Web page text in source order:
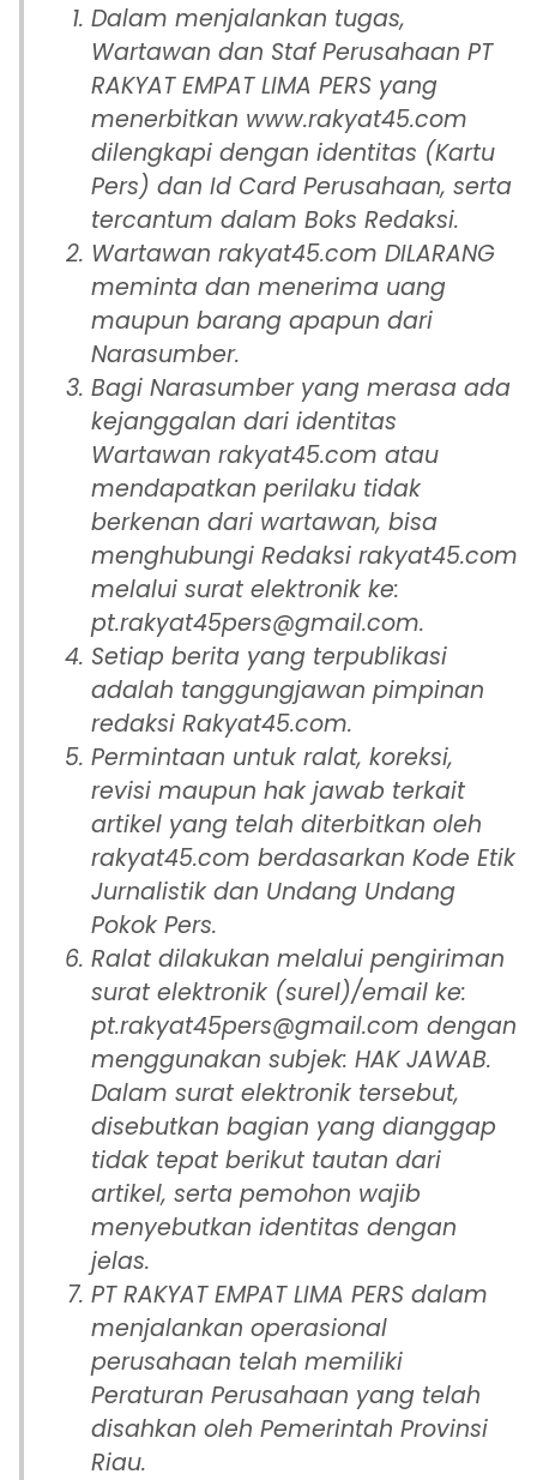
Dalam menjalankan tugas,
Wartawan dan Staf Perusahaan PT
RAKYAT EMPAT LIMA PERS yang
menerbitkan www.rakyat45.com
dilengkapi dengan identitas (Kartu
Pers) dan Id Card Perusahaan, serta
tercantum dalam Boks Redaksi.
Wartawan rakyat45.com DILARANG
meminta dan menerima uang
maupun barang apapun dari
Narasumber.
Bagi Narasumber yang merasa ada
kejanggalan dari identitas
Wartawan rakyat45.com atau
mendapatkan perilaku tidak
berkenan dari wartawan, bisa
menghubungi Redaksi rakyat45.com
melalui surat elektronik ke:
pt.rakyat45pers@gmail.com.
Setiap berita yang terpublikasi
adalah tanggungjawan pimpinan
redaksi Rakyat45.com.
Permintaan untuk ralat, koreksi,
revisi maupun hak jawab terkait
artikel yang telah diterbitkan oleh
rakyat45.com berdasarkan Kode Etik
Jurnalistik dan Undang Undang
Pokok Pers.
Ralat dilakukan melalui pengiriman
surat elektronik (surel)/email ke:
pt.rakyat45pers@gmail.com dengan
menggunakan subjek: HAK JAWAB.
Dalam surat elektronik tersebut,
disebutkan bagian yang dianggap
tidak tepat berikut tautan dari
artikel, serta pemohon wajib
menyebutkan identitas dengan
jelas.
PT RAKYAT EMPAT LIMA PERS dalam
menjalankan operasional
perusahaan telah memiliki
Peraturan Perusahaan yang telah
disahkan oleh Pemerintah Provinsi
Riau.